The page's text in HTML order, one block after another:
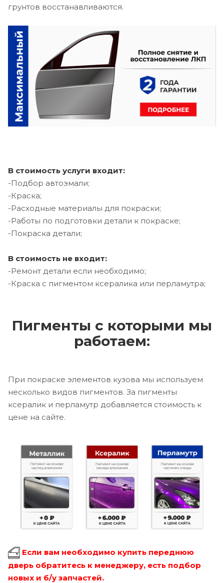
грунтов восстанавливаются.
В стоимость услуги входит:
-Подбор автоэмали;
-Краска;
-Расходные материалы для покраски;
-Работы по подготовки детали к покраске;
-Покраска детали;
В стоимость не входит:
-Ремонт детали если необходимо;
-Краска с пигментом ксералика или перламутра;
Пигменты с которыми мы
работаем:
При покраске элементов кузова мы используем
несколько видов пигментов. За пигменты
ксералик и перламутр добавляется стоимость к
цене на сайте.
Если вам необходимо купить переднюю
дверь обратитесь к менеджеру, есть подбор
новых и б/у запчастей.